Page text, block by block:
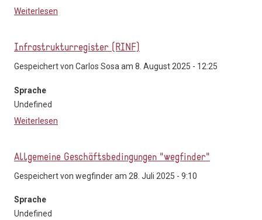
Weiterlesen
Infrastrukturregister (RINF)
Gespeichert von Carlos Sosa am 8. August 2025 - 12:25
Sprache
Undefined
Weiterlesen
Allgemeine Geschäftsbedingungen "wegfinder"
Gespeichert von wegfinderam 28. Juli 2025 - 9:10
Sprache
Undefined